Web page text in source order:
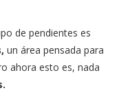
de pendientes es
un área pensada para
ahora esto es, nada